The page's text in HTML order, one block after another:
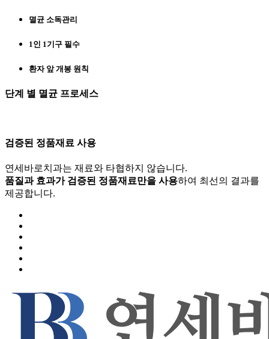
멸균 소독관리
1인 1기구 필수
환자 앞 개봉 원칙
단계 별 멸균 프로세스
검증된 정품재료 사용
연세바로치과는 재료와 타협하지 않습니다.
품질과 효과가 검증된 정품재료만을 사용하여 최선의 결과를
제공합니다.